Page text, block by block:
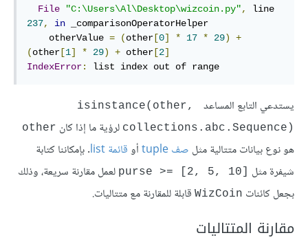
File
"C:\Users\Al\Desktop\wizcoin.py",
237, in _comparisonOperatorHelper
    otherValue
= (other [0] * 17 * 29)
+
(other [1] * 29) + other [2]
IndexError: list index out of range
يستدعي التابع المساعد
isinstance(other,
collections.abc.Sequence)‎ لرؤية ما إذا كان other
هو نوع بيانات متتالية مثل صف tuple أوقائمة list
. بإمكاننا كتابة
شيفرة مثل
purse >= [2, 5, 10]‎ لعمل مقارنة سريعة، وذلك
بجعل كائنات WizCoin قابلة للمقارنة مع متتاليات.
مقارنة المتتاليات